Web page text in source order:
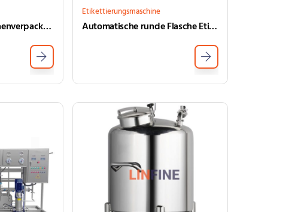
Automatische Flaschenverpackungsmaschine Einzelkopf Linearer Schraubenverpackungsmaschine
Etikettierungsmaschine
Automatische runde Flasche Etikettsmaschine Flaschenaufkleber -Etikettierungsmaschine